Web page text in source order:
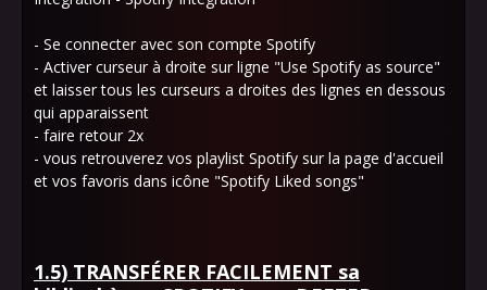
- Se connecter avec son compte Spotify
- Activer curseur à droite sur ligne "Use Spotify as source"
et laisser tous les curseurs a droites des lignes en dessous
qui apparaissent
- faire retour 2x
- vous retrouverez vos playlist Spotify sur la page d'accueil
et vos favoris dans icône "Spotify Liked songs"
1.5) TRANSFÉRER FACILEMENT sa